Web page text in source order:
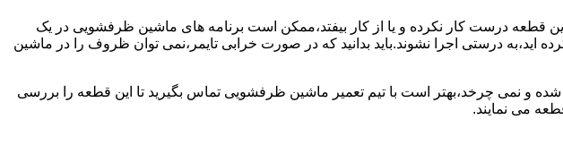
قطعه درست کار نکرده و یا از کار بیفتد،ممکن است برنامه های ماشین ظرفشویی در یک
درستی اجرا نشوند.باید بدانید که در صورت خرابی تایمر،نمی توان ظروف را در ماشین
و نمی چرخد،بهتر است با تیم تعمیر ماشین ظرفشویی تماس بگیرید تا این قطعه را بررسی
می نمایند.